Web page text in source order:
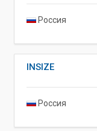
Россия
INSIZE
Россия